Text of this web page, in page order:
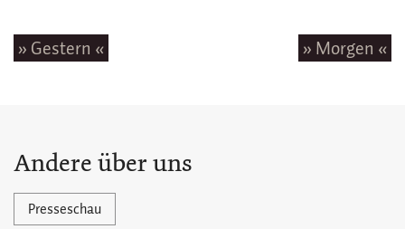
» Gestern « » Morgen «
Andere über uns
Presseschau